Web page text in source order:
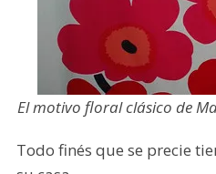
El motivo floral clásico de
Todo finés que se precie